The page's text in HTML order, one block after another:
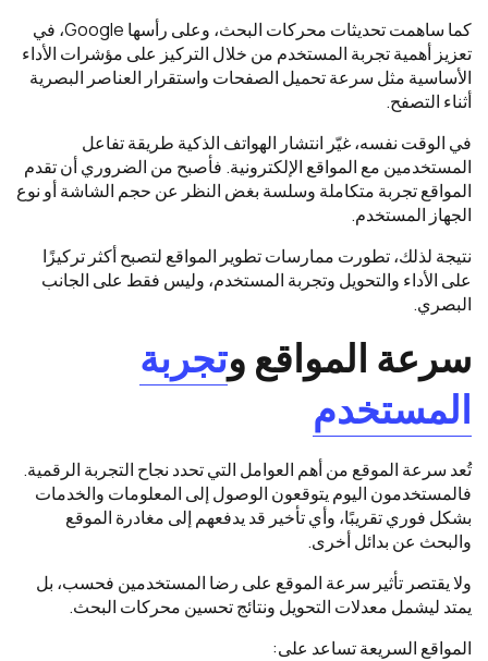
كما ساهمت تحديثات محركات البحث، وعلى رأسها Google، في
تعزيز أهمية تجربة المستخدم من خلال التركيز على مؤشرات الأداء
الأساسية مثل سرعة تحميل الصفحات واستقرار العناصر البصرية
أثناء التصفح.
في الوقت نفسه، غيّر انتشار الهواتف الذكية طريقة تفاعل
المستخدمين مع المواقع الإلكترونية. فأصبح من الضروري أن تقدم
المواقع تجربة متكاملة وسلسة بغض النظر عن حجم الشاشة أو نوع
الجهاز المستخدم.
نتيجة لذلك، تطورت ممارسات تطوير المواقع لتصبح أكثر تركيزًا
على الأداء والتحويل وتجربة المستخدم، وليس فقط على الجانب
البصري.
سرعة المواقع وتجربة
المستخدم
تُعد سرعة الموقع من أهم العوامل التي تحدد نجاح التجربة الرقمية.
فالمستخدمون اليوم يتوقعون الوصول إلى المعلومات والخدمات
بشكل فوري تقريبًا، وأي تأخير قد يدفعهم إلى مغادرة الموقع
والبحث عن بدائل أخرى.
ولا يقتصر تأثير سرعة الموقع على رضا المستخدمين فحسب، بل
يمتد ليشمل معدلات التحويل ونتائج تحسين محركات البحث.
المواقع السريعة تساعد على: